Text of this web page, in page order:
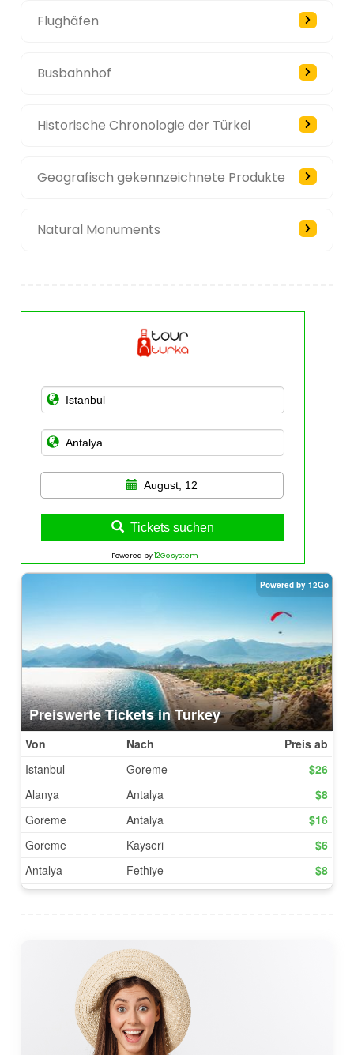
Flughäfen
Busbahnhof
Historische Chronologie der Türkei
Geografisch gekennzeichnete Produkte
Natural Monuments
August, 12
Tickets suchen
Powered by12Go system